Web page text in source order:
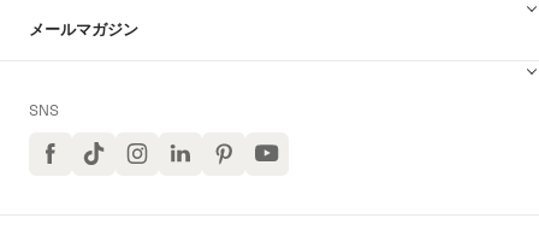
メールマガジン
SNS
FacebookTikTokイ
LinkedInPinterest
ユ